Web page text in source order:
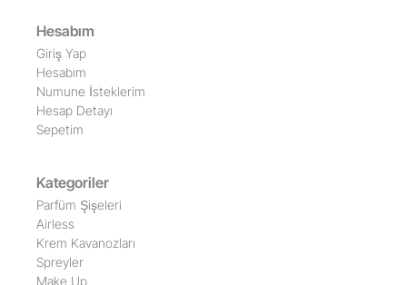
Hesabım
Giriş Yap
Hesabım
Numune İsteklerim
Hesap Detayı
Sepetim
Kategoriler
Parfüm Şişeleri
Airless
Krem Kavanozları
Spreyler
Make Up